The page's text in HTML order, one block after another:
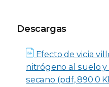
Descargas
Descargas
Efecto de vicia
nitrógeno al suelo
secano (pdf, 890.0